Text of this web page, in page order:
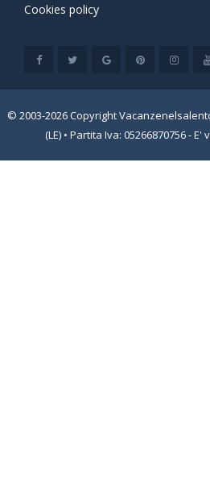
Cookies policy
© 2003-2026 Copyright
(LE) • Partita Iva: 05266870756 -